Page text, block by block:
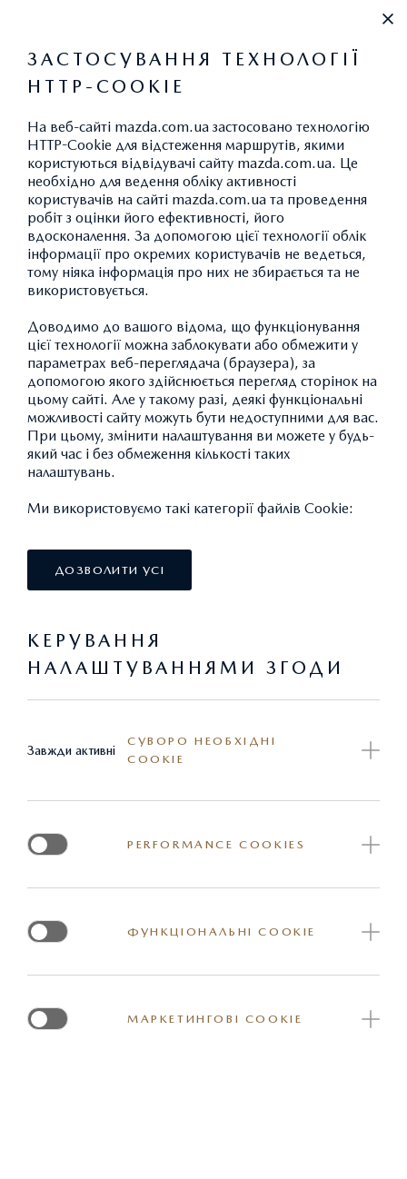
НОВИНИ ТА ПОДІЇ
I-ACTIVSENSE
БЕЗПЕКА ПОНАД УСЕ
ЗАСТОСУВАННЯ ТЕХНОЛОГІЇ
HTTP-COOKIE
На веб-сайті mazda.com.ua застосовано технологію
HTTP-Cookie для відстеження маршрутів, якими
користуються відвідувачі сайту mazda.com.ua. Це
необхідно для ведення обліку активності
користувачів на сайті mazda.com.ua та проведення
робіт з оцінки його ефективності, його
вдосконалення. За допомогою цієї технології облік
інформації про окремих користувачів не ведеться,
тому ніяка інформація про них не збирається та не
використовується.
Доводимо до вашого відома, що функціонування
цієї технології можна заблокувати або обмежити у
параметрах веб-переглядача (браузера), за
допомогою якого здійснюється перегляд сторінок на
цьому сайті. Але у такому разі, деякі функціональні
можливості сайту можуть бути недоступними для вас.
При цьому, змінити налаштування ви можете у будь-
який час і без обмеження кількості таких
налаштувань.
Ми використовуємо такі категорії файлів Cookie:
ДОЗВОЛИТИ УСІ
КЕРУВАННЯ
НАЛАШТУВАННЯМИ ЗГОДИ
Завжди активні
СУВОРО НЕОБХІДНІ
COOKIE
PERFORMANCE COOKIES
ФУНКЦІОНАЛЬНІ COOKIE
МАРКЕТИНГОВІ COOKIE